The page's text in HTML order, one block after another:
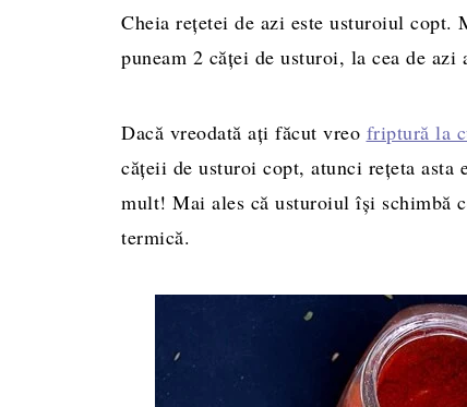
Cheia reţetei de azi este usturoiul copt.
puneam 2 căţei de usturoi, la cea de
Dacă vreodată aţi făcut vreo friptură la
căţeii de usturoi copt, atunci reţeta
mult! Mai ales că usturoiul îşi schimbă
termică.